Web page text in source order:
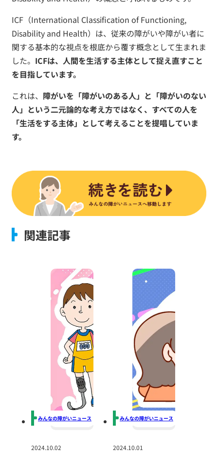
ICF（International Classification of Functioning,
Disability and Health）は、従来の障がいや障がい者に
関する基本的な視点を根底から覆す概念として生まれま
した。 ICFは、人間を生活する主体として捉え直すこと
を目指しています。
これは、 障がいを「障がいのある人」と「障がいのない
人」という二元論的な考え方ではなく、すべての人を
「生活をする主体」として考えることを提唱していま
す。
関連記事
2024.10.02
みんなの障がいニュース
2024.10.01
みんなの障がいニュース